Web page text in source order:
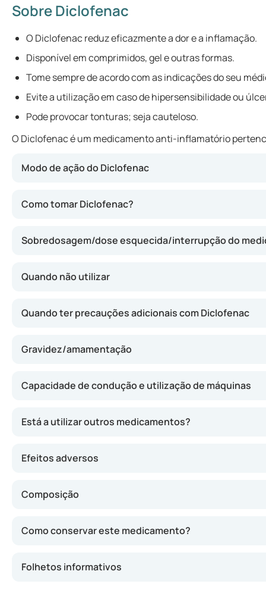
Sobre Diclofenac
O Diclofenac reduz eficazmente a dor e a inflamação.
Disponível em comprimidos, gel e outras formas.
Tome sempre de acordo com as indicações do seu
Evite a utilização em caso de hipersensibilidade ou
Pode provocar tonturas; seja cauteloso.
O Diclofenac é um medicamento anti-inflamatório
Modo de ação do Diclofenac
Como tomar Diclofenac?
Sobredosagem/dose esquecida/interrupção do
Quando não utilizar
Quando ter precauções adicionais com Diclofenac
Gravidez/amamentação
Capacidade de condução e utilização de máquinas
Está a utilizar outros medicamentos?
Efeitos adversos
Composição
Como conservar este medicamento?
Folhetos informativos